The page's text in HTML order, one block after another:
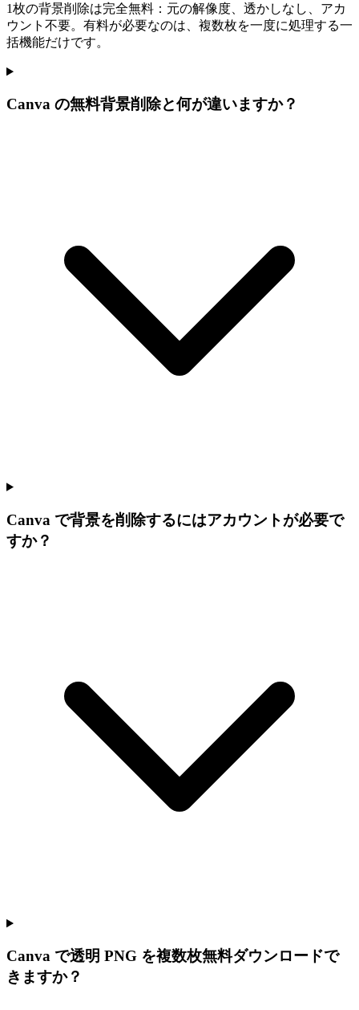
1枚の背景削除は完全無料：元の解像度、透かしなし、アカ
ウント不要。有料が必要なのは、複数枚を一度に処理する一
括機能だけです。
Canva の無料背景削除と何が違いますか？
Canva で背景を削除するにはアカウントが必要で
すか？
Canva で透明 PNG を複数枚無料ダウンロードで
きますか？